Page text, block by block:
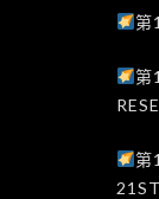
第
第
第